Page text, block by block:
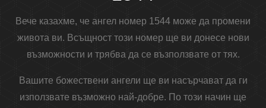
Вече казахме, че ангел номер 1544 може да промени
живота ви. Всъщност този номер ще ви донесе нови
възможности и трябва да се възползвате от тях.
Вашите божествени ангели ще ви насърчават да ги
използвате възможно най-добре. По този начин ще